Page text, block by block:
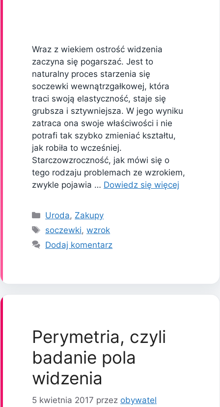
Wraz z wiekiem ostrość widzenia
zaczyna się pogarszać. Jest to
naturalny proces starzenia się
soczewki wewnątrzgałkowej, która
traci swoją elastyczność, staje się
grubsza i sztywniejsza. W jego wyniku
zatraca ona swoje właściwości i nie
potrafi tak szybko zmieniać kształtu,
jak robiła to wcześniej.
Starczowzroczność, jak mówi się o
tego rodzaju problemach ze wzrokiem,
zwykle pojawia … Dowiedz się więcej
Kategorie
Uroda, Zakupy
Tagi
soczewki,wzrok
Dodaj komentarz
Perymetria, czyli
badanie pola
widzenia
5 kwietnia 2017 przez obywatel